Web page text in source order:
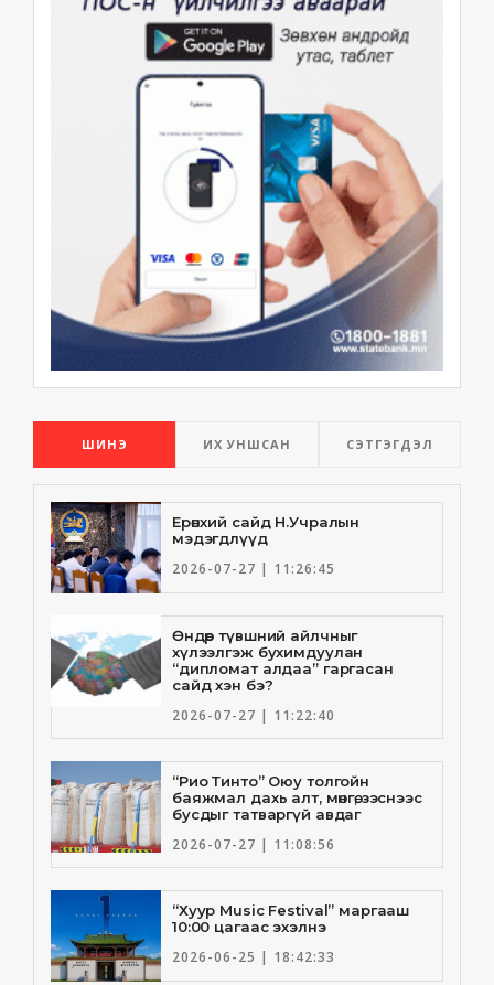
ШИНЭ ИХ УНШСАН СЭТГЭГДЭЛ
Ерөнхий сайд Н.Учралын
мэдэгдлүүд
2026-07-27 | 11:26:45
Өндөр түвшний айлчныг
хүлээлгэж бухимдуулан
“дипломат алдаа” гаргасан
сайд хэн бэ?
2026-07-27 | 11:22:40
“Рио Тинто” Оюу толгойн
баяжмал дахь алт, мөнгө, зэснээс
бусдыг татваргүй авдаг
2026-07-27 | 11:08:56
“Хуур Music Festival” маргааш
10:00 цагаас эхэлнэ
2026-06-25 | 18:42:33